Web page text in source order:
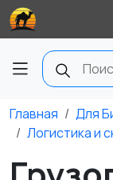
Главная Для
Логистика и